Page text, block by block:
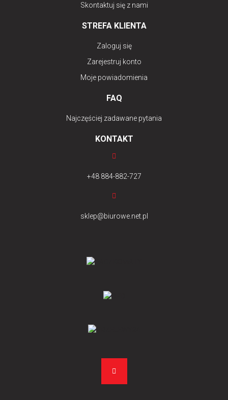
Skontaktuj się z nami
STREFA KLIENTA
Zaloguj się
Zarejestruj konto
Moje powiadomienia
FAQ
Najczęściej zadawane pytania
KONTAKT
+48 884-882-727
sklep@biurowe.net.pl